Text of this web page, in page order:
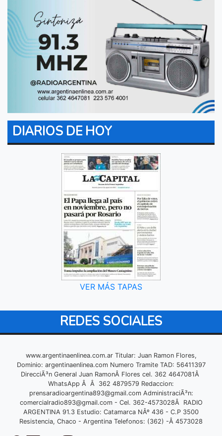
DIARIOS DE HOY
VER MÁS TAPAS
REDES SOCIALES
www.argentinaenlinea.com.ar Titular: Juan Ramon Flores,
Dominio: argentinaenlinea.com Numero Tramite TAD: 56411397
DirecciÃ³n General Juan RamonÂ Flores cel. 362 4647081Â
WhatsApp Â Â 362 4879579 Redaccion:
prensaradioargentina893@gmail.comAdministraciÃ³n:
comercialradio893@gmail.com- Cel. 362-4573028Â RADIO
ARGENTINA 91.3 Estudio: Catamarca NÂº 436 - C.P 3500
Resistencia, Chaco - Argentina Telefonos: (362) -Â 4573028